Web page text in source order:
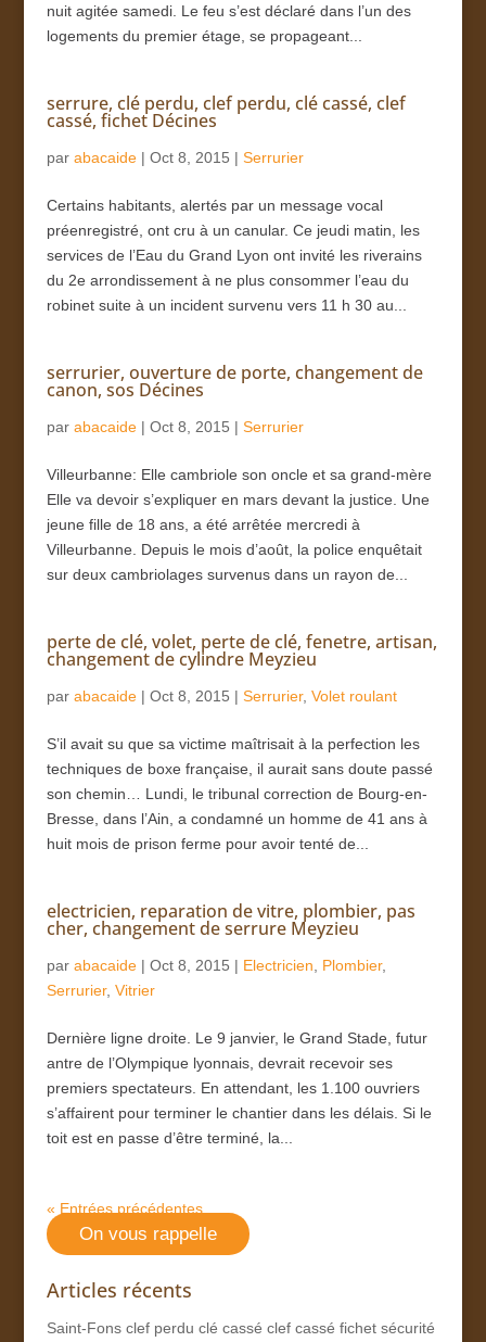
nuit agitée samedi. Le feu s’est déclaré dans l’un des
logements du premier étage, se propageant...
serrure, clé perdu, clef perdu, clé cassé, clef
cassé, fichet Décines
par abacaide| Oct 8, 2015 | Serrurier
Certains habitants, alertés par un message vocal
préenregistré, ont cru à un canular. Ce jeudi matin, les
services de l’Eau du Grand Lyon ont invité les riverains
du 2e arrondissement à ne plus consommer l’eau du
robinet suite à un incident survenu vers 11 h 30 au...
serrurier, ouverture de porte, changement de
canon, sos Décines
par abacaide| Oct 8, 2015 | Serrurier
Villeurbanne: Elle cambriole son oncle et sa grand-mère
Elle va devoir s’expliquer en mars devant la justice. Une
jeune fille de 18 ans, a été arrêtée mercredi à
Villeurbanne. Depuis le mois d’août, la police enquêtait
sur deux cambriolages survenus dans un rayon de...
perte de clé, volet, perte de clé, fenetre, artisan,
changement de cylindre Meyzieu
par abacaide| Oct 8, 2015 | Serrurier, Volet roulant
S’il avait su que sa victime maîtrisait à la perfection les
techniques de boxe française, il aurait sans doute passé
son chemin… Lundi, le tribunal correction de Bourg-en-
Bresse, dans l’Ain, a condamné un homme de 41 ans à
huit mois de prison ferme pour avoir tenté de...
electricien, reparation de vitre, plombier, pas
cher, changement de serrure Meyzieu
par abacaide| Oct 8, 2015 | Electricien Plombier,
Serrurier, Vitrier
Dernière ligne droite. Le 9 janvier, le Grand Stade, futur
antre de l’Olympique lyonnais, devrait recevoir ses
premiers spectateurs. En attendant, les 1.100 ouvriers
s’affairent pour terminer le chantier dans les délais. Si le
toit est en passe d’être terminé, la...
« Entrées précédentes
On vous rappelle
Articles récents
Saint-Fons clef perdu clé cassé clef cassé fichet sécurité